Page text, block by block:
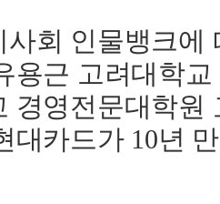
회 인물뱅크에
용근 고려대학
경영전문대학원
대카드가 10년